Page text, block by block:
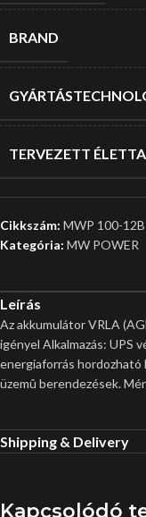
BRAND
TERVEZETT
Cikkszám: MWP 100-12B
Kategória: MW POWER
Leírás
Az akkumulátor VRLA
igényel Alkalmazás: UPS
energiaforrás hordozható
üzemû berendezések.
Shipping & Delivery
Kapcsolódó